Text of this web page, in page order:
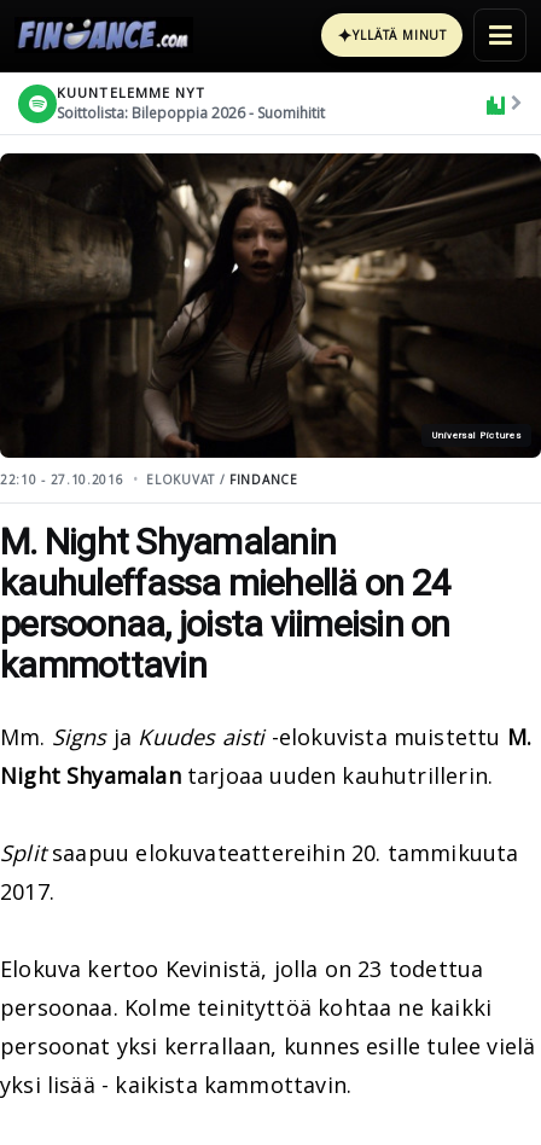
✦YLLÄTÄ MINUT
KUUNTELEMME NYT
Soittolista: Bilepoppia 2026 - Suomihitit
Universal Pictures
22:10 - 27.10.2016 ELOKUVAT / FINDANCE
M. Night Shyamalanin
kauhuleffassa miehellä on 24
persoonaa, joista viimeisin on
kammottavin
Mm. Signsja Kuudes aisti-elokuvista muistettu M.
Night Shyamalantarjoaa uuden kauhutrillerin.
Splitsaapuu elokuvateattereihin 20. tammikuuta
2017.
Elokuva kertoo Kevinistä, jolla on 23 todettua
persoonaa. Kolme teinityttöä kohtaa ne kaikki
persoonat yksi kerrallaan, kunnes esille tulee vielä
yksi lisää - kaikista kammottavin.